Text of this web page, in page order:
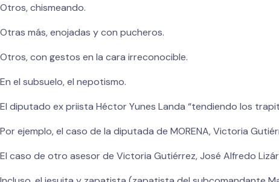
Otros, chismeando.
Otras más, enojadas y con pucheros.
Otros, con gestos en la cara irreconocible.
En el subsuelo, el nepotismo.
El diputado ex priista Héctor Yunes Landa “tendiendo los
Por ejemplo, el caso de la diputada de MORENA, Victoria
El caso de otro asesor de Victoria Gutiérrez, José Alfredo